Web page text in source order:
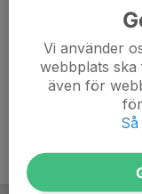
Vi använder
webbplats
även för